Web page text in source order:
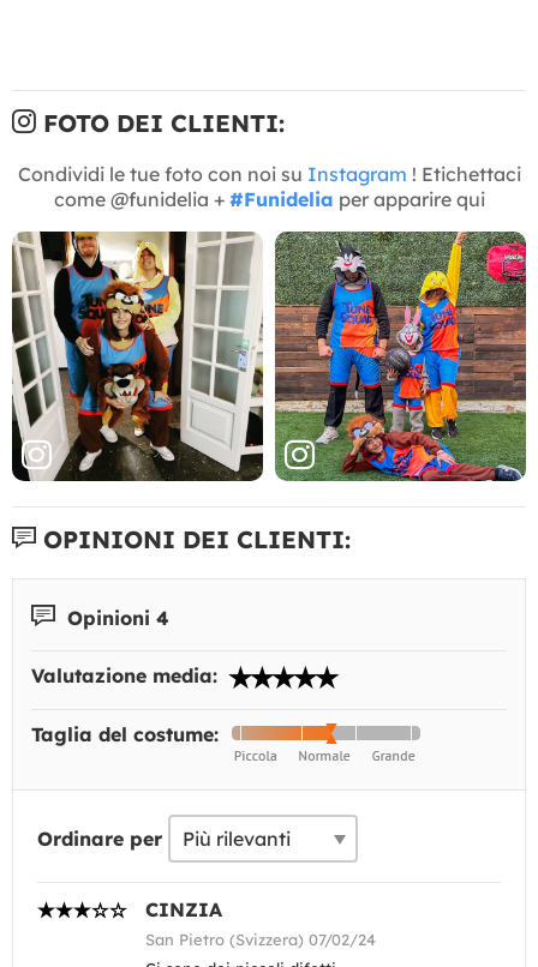
FOTO DEI CLIENTI:
Condividi le tue foto con noi su Instagram ! Etichettaci
come @funidelia + #Funidelia per apparire qui
OPINIONI DEI CLIENTI:
Opinioni 4
Valutazione media:
Taglia del costume:
Ordinare per
CINZIA
San Pietro (Svizzera) 07/02/24